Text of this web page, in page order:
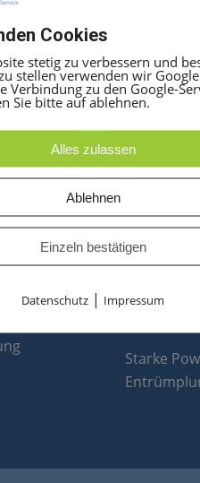
optiPoint
Octopus F
Starke
Cookies
stetig zu verbessern und
stellen verwenden wir
Verbindung zu den Google-
Sie bitte auf ablehnen.
Alles zulassen
Ablehnen
Einzeln bestätigen
Datenschutz | Impressum